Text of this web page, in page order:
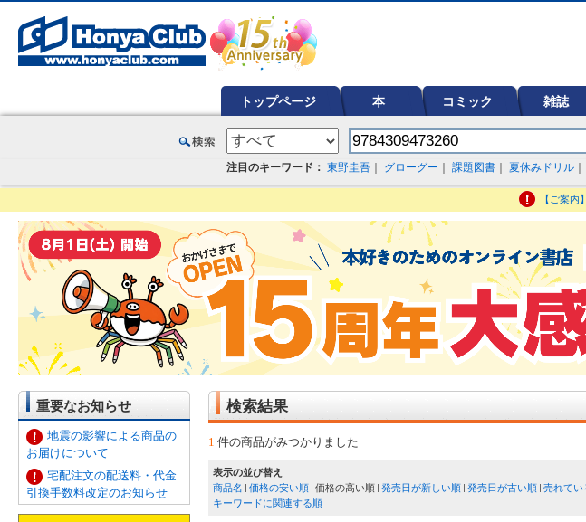
トップページ 本 コミック 雑誌
注目のキーワード： 東野圭吾 グローグー 課題図書 夏休みドリル
【ご案内
重要なお知らせ
地震の影響による商品の
お届けについて
宅配注文の配送料・代金
引換手数料改定のお知らせ
検索結果
1 件の商品がみつかりました
表示の並び替え
商品名
価格の安い順 価格の高い順 発売日が新しい順 発売日が古い順 売れてい
キーワードに関連する順